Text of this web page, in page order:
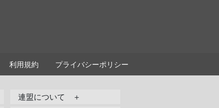
利用規約 プライバシーポリシー
連盟について ＋